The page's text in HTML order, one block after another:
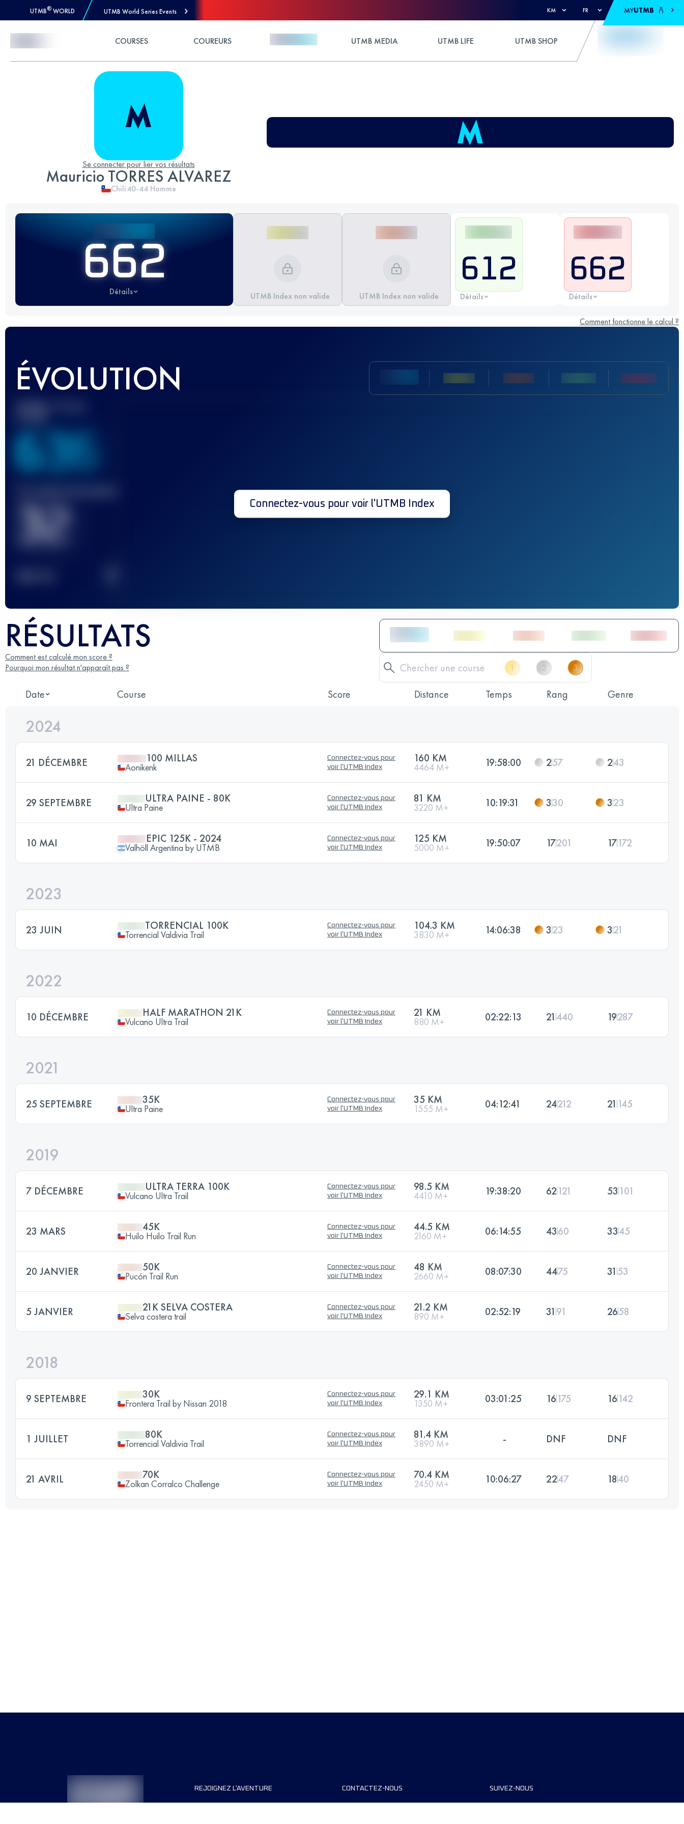
UTMB® WORLD UTMB World Series Events KM FR MYUTMB
COURSES COUREURS UTMB MEDIA UTMB LIFE UTMB SHOP
Se connecter pour lier vos résultats
Mauricio TORRES ALVAREZ
Chili40-44 Homme
662
Détails UTMB Index non valide UTMB Index non valide
612
Détails
662
Détails
Comment fonctionne le calcul ?
ÉVOLUTION
Meilleur Score
636
32 Connectez-vous pour voir l'UTMB Index
RÉSULTATS
Comment est calculé mon score ?
Pourquoi mon résultat n'apparaît pas ?
Date Course Score Distance Temps Rang Genre
2024
21 DÉCEMBRE 100 MILLAS
Aonikenk
Connectez-vous pour
voir l'UTMB Index
160 KM
4464 M+ 19:58:00 257 243
29 SEPTEMBRE ULTRA PAINE - 80K
Ultra Paine
Connectez-vous pour
voir l'UTMB Index
81 KM
3220 M+ 10:19:31 330 323
10 MAI EPIC 125K - 2024
Valhöll Argentina by UTMB
Connectez-vous pour
voir l'UTMB Index
125 KM
5000 M+ 19:50:07 17201 17172
2023
23 JUIN TORRENCIAL 100K
Torrencial Valdivia Trail
Connectez-vous pour
voir l'UTMB Index
104.3 KM
3830 M+ 14:06:38 323 321
2022
10 DÉCEMBRE HALF MARATHON 21K
Vulcano Ultra Trail
Connectez-vous pour
voir l'UTMB Index
21 KM
880 M+ 02:22:13 21 440 19287
2021
25 SEPTEMBRE 35K
Ultra Paine
Connectez-vous pour
voir l'UTMB Index
35 KM
1555 M+ 04:12:41 24212 21 145
2019
7 DÉCEMBRE ULTRA TERRA 100K
Vulcano Ultra Trail
Connectez-vous pour
voir l'UTMB Index
98.5 KM
4410 M+ 19:38:20 62121 53 101
23 MARS 45K
Huilo Huilo Trail Run
Connectez-vous pour
voir l'UTMB Index
44.5 KM
2160 M+ 06:14:55 4360 3345
20 JANVIER 50K
Pucón Trail Run
Connectez-vous pour
voir l'UTMB Index
48 KM
2660 M+ 08:07:30 4475 31 53
5 JANVIER 21K SELVA COSTERA
Selva costera trail
Connectez-vous pour
voir l'UTMB Index
21.2 KM
890 M+ 02:52:19 31 91 2658
2018
9 SEPTEMBRE 30K
Frontera Trail by Nissan 2018
Connectez-vous pour
voir l'UTMB Index
29.1 KM
1350 M+ 03:01:25 16175 16142
1 JUILLET 80K
Torrencial Valdivia Trail
Connectez-vous pour
voir l'UTMB Index
81.4 KM
3890 M+ - DNF DNF
21 AVRIL 70K
Zolkan Corralco Challenge
Connectez-vous pour
voir l'UTMB Index
70.4 KM
2450 M+ 10:06:27 2247 1840
REJOIGNEZ L'AVENTURE CONTACTEZ-NOUS SUIVEZ-NOUS